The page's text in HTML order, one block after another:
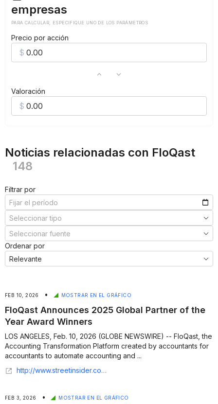
empresas
PARA CALCULAR, ESPECIFIQUE UNO DE LOS PARÁMETROS
Precio por acción
Valoración
Noticias relacionadas con FloQast
148
Filtrar por
Ordenar por
FEB 10, 2026 • MOSTRAR EN EL GRÁFICO
FloQast Announces 2025 Global Partner of the
Year Award Winners
LOS ANGELES, Feb. 10, 2026 (GLOBE NEWSWIRE) -- FloQast, the
Accounting Transformation Platform created by accountants for
accountants to automate accounting and ...
http://www.streetinsider.com/Globe+Newswire/FloQast+Announces+2025+Global+Partner+of+the+Year+Award+Winners/25972254.html
FEB 3, 2026 • MOSTRAR EN EL GRÁFICO